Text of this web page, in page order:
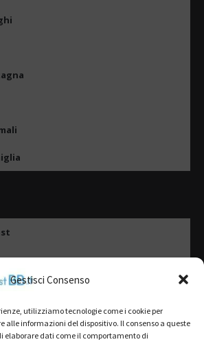
Gestisci Consenso
utilizziamo tecnologie come i cookie per
alle informazioni del dispositivo. Il consenso a queste
elaborare dati come il comportamento di